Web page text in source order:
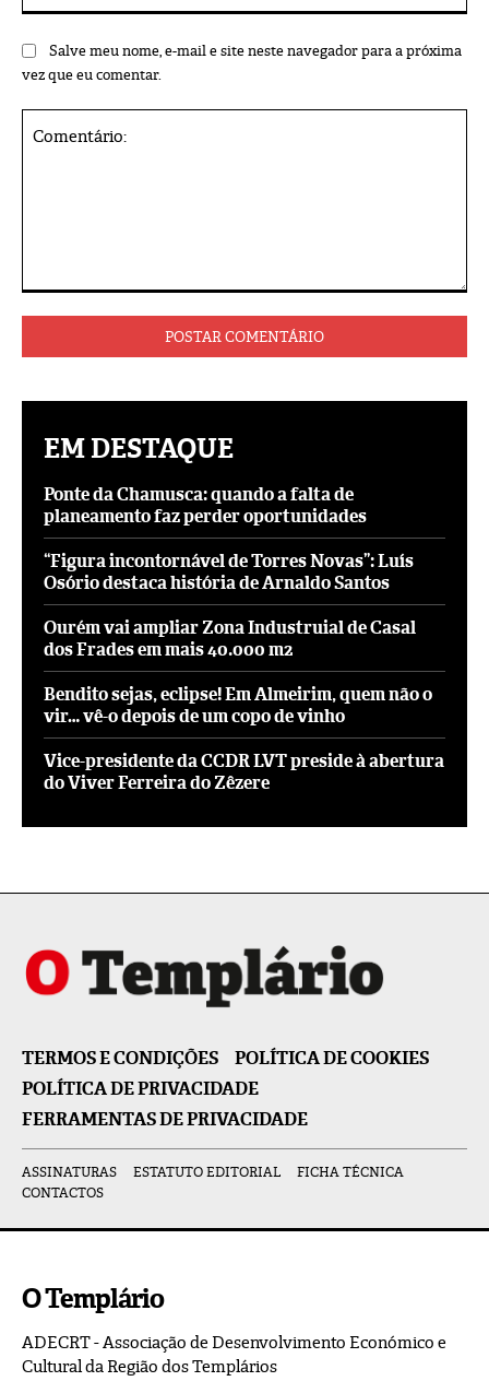
Salve meu nome, e-mail e site neste navegador para a próxima
vez que eu comentar.
EM DESTAQUE
Ponte da Chamusca: quando a falta de
planeamento faz perder oportunidades
“Figura incontornável de Torres Novas”: Luís
Osório destaca história de Arnaldo Santos
Ourém vai ampliar Zona Industruial de Casal
dos Frades em mais 40.000 m2
Bendito sejas, eclipse! Em Almeirim, quem não o
vir… vê-o depois de um copo de vinho
Vice-presidente da CCDR LVT preside à abertura
do Viver Ferreira do Zêzere
TERMOS E CONDIÇÕES
POLÍTICA DE COOKIES
POLÍTICA DE PRIVACIDADE
FERRAMENTAS DE PRIVACIDADE
ASSINATURAS ESTATUTO EDITORIAL
FICHA TÉCNICA
CONTACTOS
O Templário
ADECRT - Associação de Desenvolvimento Económico e
Cultural da Região dos Templários